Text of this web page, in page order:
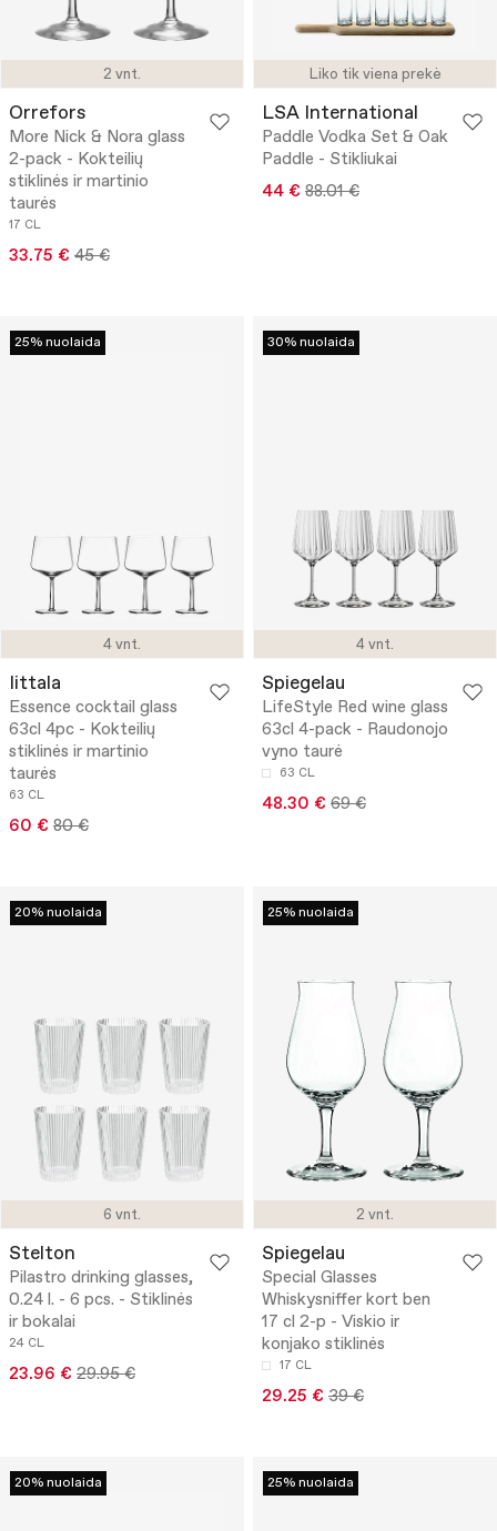
2 vnt.
Orrefors
More Nick & Nora glass
2-pack - Kokteilių
stiklinės ir martinio
taurės
17 CL
33.75 € 45 €
Liko tik viena prekė
LSA International
Paddle Vodka Set & Oak
Paddle - Stikliukai
44 € 88.01 €
4 vnt.
25% nuolaida
Iittala
Essence cocktail glass
63cl 4pc - Kokteilių
stiklinės ir martinio
taurės
63 CL
60 € 80 €
4 vnt.
30% nuolaida
Spiegelau
LifeStyle Red wine glass
63cl 4-pack - Raudonojo
vyno taurė
63 CL
48.30 € 69 €
6 vnt.
20% nuolaida
Stelton
Pilastro drinking glasses,
0.24 l. - 6 pcs. - Stiklinės
ir bokalai
24 CL
23.96 € 29.95 €
2 vnt.
25% nuolaida
Spiegelau
Special Glasses
Whiskysniffer kort ben
17 cl 2-p - Viskio ir
konjako stiklinės
17 CL
29.25 € 39 €
20% nuolaida 25% nuolaida